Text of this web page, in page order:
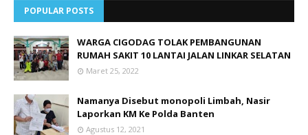
POPULAR POSTS
WARGA CIGODAG TOLAK PEMBANGUNAN
RUMAH SAKIT 10 LANTAI JALAN LINKAR SELATAN
Maret 25, 2022
Namanya Disebut monopoli Limbah, Nasir
Laporkan KM Ke Polda Banten
Agustus 12, 2021